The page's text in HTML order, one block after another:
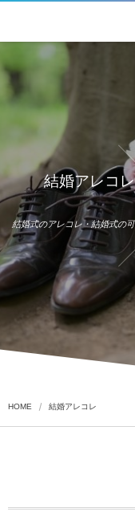
結婚アレコ
結婚式のアレコレ・結婚式の
HOME 結婚アレコレ